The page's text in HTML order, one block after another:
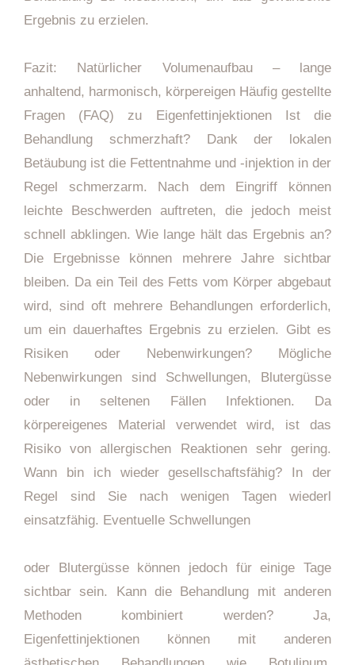
Ergebnis zu erzielen.
Fazit: Natürlicher Volumenaufbau – lange
anhaltend, harmonisch, körpereigen Häufig gestellte
Fragen (FAQ) zu Eigenfettinjektionen Ist die
Behandlung schmerzhaft? Dank der lokalen
Betäubung ist die Fettentnahme und -injektion in der
Regel schmerzarm. Nach dem Eingriff können
leichte Beschwerden auftreten, die jedoch meist
schnell abklingen. Wie lange hält das Ergebnis an?
Die Ergebnisse können mehrere Jahre sichtbar
bleiben. Da ein Teil des Fetts vom Körper abgebaut
wird, sind oft mehrere Behandlungen erforderlich,
um ein dauerhaftes Ergebnis zu erzielen. Gibt es
Risiken oder Nebenwirkungen? Mögliche
Nebenwirkungen sind Schwellungen, Blutergüsse
oder in seltenen Fällen Infektionen. Da
körpereigenes Material verwendet wird, ist das
Risiko von allergischen Reaktionen sehr gering.
Wann bin ich wieder gesellschaftsfähig? In der
Regel sind Sie nach wenigen Tagen wiederl
einsatzfähig. Eventuelle Schwellungen
oder Blutergüsse können jedoch für einige Tage
sichtbar sein. Kann die Behandlung mit anderen
Methoden kombiniert werden? Ja,
Eigenfettinjektionen können mit anderen